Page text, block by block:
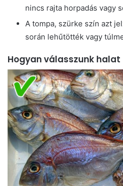
nincs rajta horpadás vagy
A tompa, szürke szín azt
során lehűtötték vagy
Hogyan válasszunk halat